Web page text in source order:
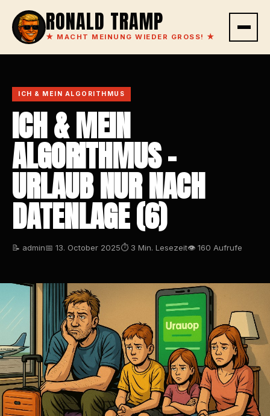
RONALD TRAMP
★ MACHT MEINUNG WIEDER GROSS! ★
ICH & MEIN ALGORITHMUS
ICH & MEIN
ALGORITHMUS –
URLAUB NUR NACH
DATENLAGE (6)
📝 admin📅 13. October 2025⏱ 3 Min. Lesezeit👁 160 Aufrufe